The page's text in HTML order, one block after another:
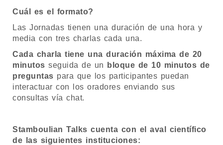
Cuál es el formato?
Las Jornadas tienen una duración de una hora y
media con tres charlas cada una.
Cada charla tiene una duración máxima de 20
minutos seguida de un
bloque de 10 minutos de
preguntas para que los participantes puedan
interactuar con los oradores enviando sus
consultas vía chat.
Stamboulian Talks cuenta con el aval científico
de las siguientes instituciones: